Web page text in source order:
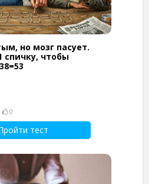
но мозг пасует.
спичку, чтобы
0
тест